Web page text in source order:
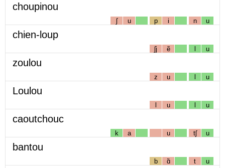
choupinou
ʃ u p i n u
chien-loup
ʃj ẽ l u
zoulou
z u l u
Loulou
l u l u
caoutchouc
k a u tʃ u
bantou
b ɑ̃ t u